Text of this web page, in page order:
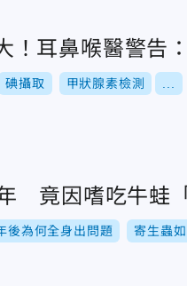
！耳鼻喉醫警告
碘攝取 甲狀腺素檢測
竟因嗜吃牛蛙
後為何全身出問題 寄生蟲